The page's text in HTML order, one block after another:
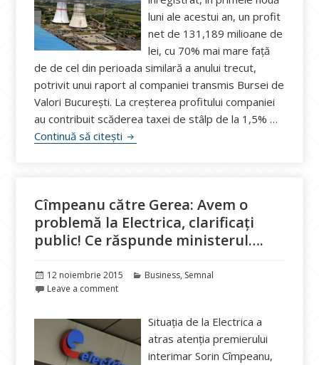
luni ale acestui an, un profit
net de 131,189 milioane de
lei, cu 70% mai mare faţă
de de cel din perioada similară a anului trecut,
potrivit unui raport al companiei transmis Bursei de
Valori Bucureşti. La creșterea profitului companiei
au contribuit scăderea taxei de stâlp de la 1,5% …
Continuă să citești Nuclearelectrica: Profitul a crescut cu
Cîmpeanu către Gerea: Avem o
problemă la Electrica, clarificați
public! Ce răspunde ministerul….
Publicat
pe
12 noiembrie 2015 Categorii
Business, Semnal
Leave a comment
Situația de la Electrica a
atras atenția premierului
interimar Sorin Cîmpeanu,